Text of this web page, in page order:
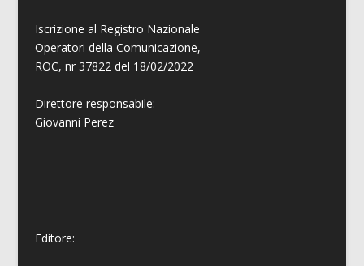
Iscrizione al Registro Nazionale
Operatori della Comunicazione,
ROC, nr 37822 del 18/02/2022
Direttore responsabile:
Giovanni Perez
Editore: